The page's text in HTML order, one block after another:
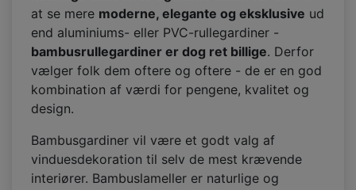
at se mere moderne, elegante og eksklusive ud
end aluminiums- eller PVC-rullegardiner -
bambusrullegardiner er dog ret billige. Derfor
vælger folk dem oftere og oftere - de er en god
kombination af værdi for pengene, kvalitet og
design.
Bambusgardiner vil være et godt valg af
vinduesdekoration til selv de mest krævende
interiører. Bambuslameller er naturlige og